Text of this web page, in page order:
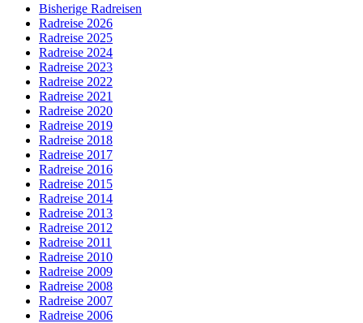
Bisherige Radreisen
Radreise 2026
Radreise 2025
Radreise 2024
Radreise 2023
Radreise 2022
Radreise 2021
Radreise 2020
Radreise 2019
Radreise 2018
Radreise 2017
Radreise 2016
Radreise 2015
Radreise 2014
Radreise 2013
Radreise 2012
Radreise 2011
Radreise 2010
Radreise 2009
Radreise 2008
Radreise 2007
Radreise 2006